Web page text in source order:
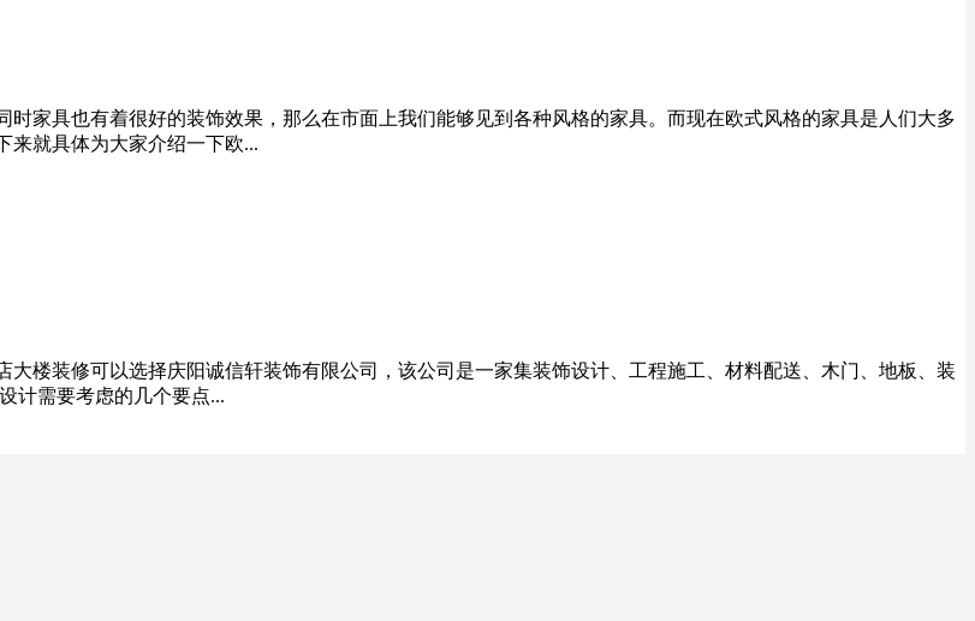
家具也有着很好的装饰效果，那么在市面上我们能够见到各种风格的家具。而现在欧式风格的家具是人们大多
来就具体为大家介绍一下欧...
楼装修可以选择庆阳诚信轩装饰有限公司，该公司是一家集装饰设计、工程施工、材料配送、木门、地板、装
计需要考虑的几个要点...